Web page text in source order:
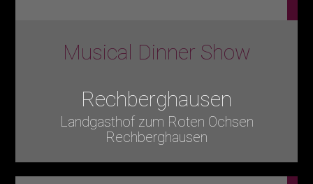
Musical Dinner Show
Rechberghausen
Landgasthof zum Roten Ochsen
Rechberghausen